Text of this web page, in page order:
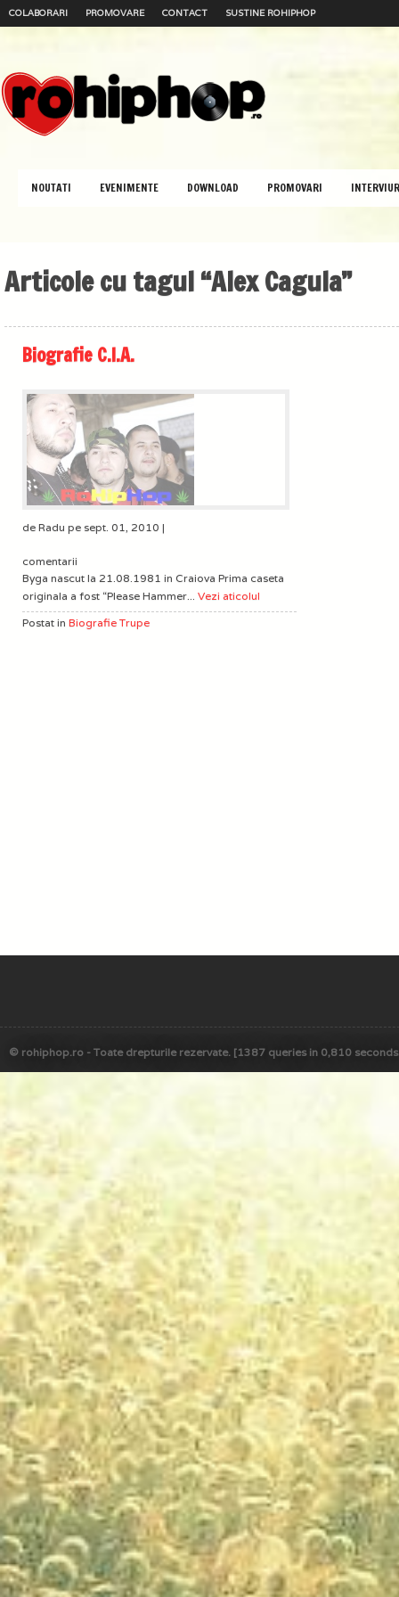
COLABORARI PROMOVARE CONTACT SUSTINE ROHIPHOP
NOUTATI EVENIMENTE DOWNLOAD PROMOVARI
Articole cu tagul “Alex Cagula”
Biografie C.I.A.
de Radu pe sept. 01, 2010 |
comentarii
Byga nascut la 21.08.1981 in Craiova Prima caseta
originala a fost “Please Hammer... Vezi aticolul
Postat in Biografie Trupe
© rohiphop.ro - Toate drepturile rezervate. [1387 queries in 0,810